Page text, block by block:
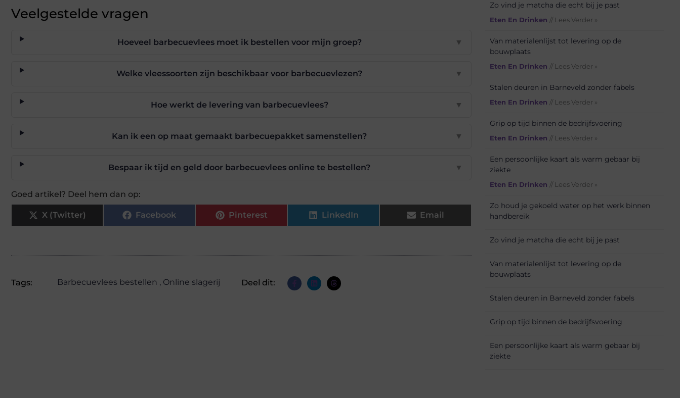
Veelgestelde vragen
Hoeveel barbecuevlees moet ik bestellen voor mijn groep? ▼
Welke vleessoorten zijn beschikbaar voor barbecuevlezen? ▼
Hoe werkt de levering van barbecuevlees? ▼
Kan ik een op maat gemaakt barbecuepakket samenstellen? ▼
Bespaar ik tijd en geld door barbecuevlees online te bestellen? ▼
Goed artikel? Deel hem dan op:
X (Twitter) Facebook Pinterest LinkedIn Email
Tags: Barbecuevlees bestellen , Online slagerij Deel dit:
Zo vind je matcha die echt bij je past
Eten En Drinken // Lees Verder »
Van materialenlijst tot levering op de
bouwplaats
Eten En Drinken // Lees Verder »
Stalen deuren in Barneveld zonder fabels
Eten En Drinken // Lees Verder »
Grip op tijd binnen de bedrijfsvoering
Eten En Drinken // Lees Verder »
Een persoonlijke kaart als warm gebaar bij
ziekte
Eten En Drinken // Lees Verder »
Zo houd je gekoeld water op het werk binnen
handbereik
Zo vind je matcha die echt bij je past
Van materialenlijst tot levering op de
bouwplaats
Stalen deuren in Barneveld zonder fabels
Grip op tijd binnen de bedrijfsvoering
Een persoonlijke kaart als warm gebaar bij
ziekte